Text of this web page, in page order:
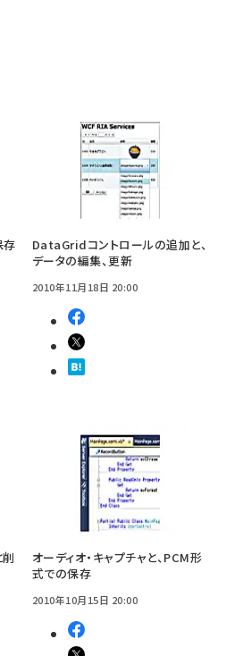
存
DataGridコントロールの追加と、
データの編集、更新
2010年11月18日 20:00
オーディオ・キャプチャと、PCM形
式での保存
2010年10月15日 20:00